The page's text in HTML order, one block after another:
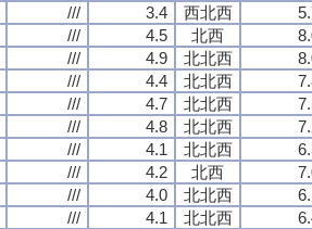
/// 3.4 西北西
/// 4.5 北西
/// 4.9 北北西
/// 4.4 北北西
/// 4.7 北北西
/// 4.8 北北西
/// 4.1 北北西
/// 4.2 北西
/// 4.0 北北西
/// 4.1 北北西